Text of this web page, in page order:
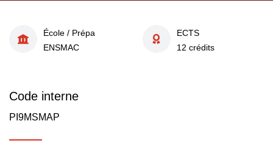
École / Prépa
ENSMAC
ECTS
12 crédits
Code interne
PI9MSMAP